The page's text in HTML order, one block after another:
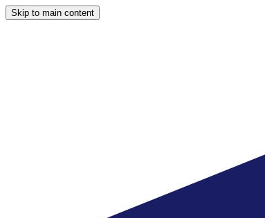
Skip to main content